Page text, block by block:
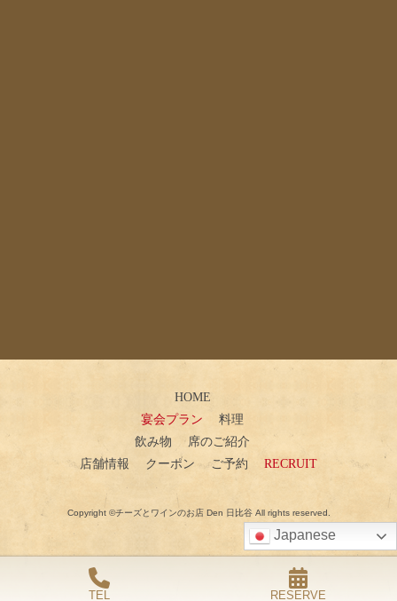
Japanese
HOME
宴会プラン
料理
飲み物
席のご紹介
店舗情報
クーポン ご予約 RECRUIT
Copyright ©チーズとワインのお店 Den 日比谷 All rights reserved.
TEL RESERVE